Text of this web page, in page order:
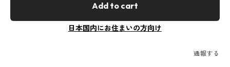
Add to cart
日本国内にお住まいの方向け
通報する